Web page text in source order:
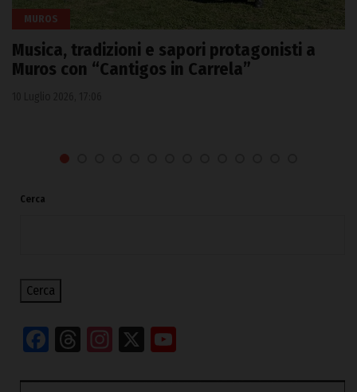
MUROS
Musica, tradizioni e sapori protagonisti a
Muros con “Cantigos in Carrela”
Cerca
Cerca
Facebook
Threads
Instagram
X